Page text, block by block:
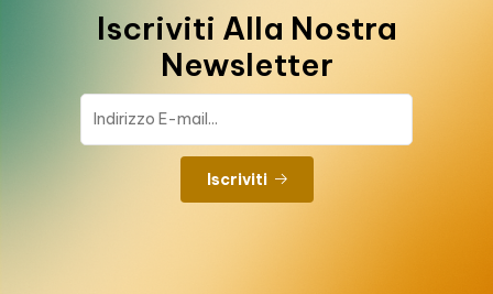
Iscriviti Alla Nostra
Newsletter
Iscriviti